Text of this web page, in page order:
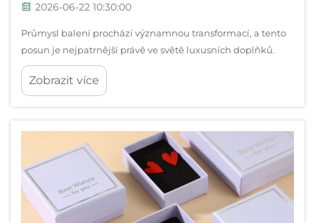
2026-06-22 10:30:00
Průmysl balení prochází významnou transformací, a tento
posun je nejpatrnější právě ve světě luxusních doplňků.
Taštička na šperky již není jen ochranný obal – stala se
vyjádřením značky, udržitelným...
Zobrazit více